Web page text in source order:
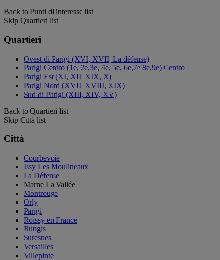
Back to Punti di interesse list
Skip Quartieri list
Quartieri
Ovest di Parigi (XVI, XVII, La défense)
Parigi Centro (1e, 2e,3e, 4e, 5e, 6e,7e 8e,9e) Centro
Parigi Est (XI, XII, XIX, X)
Parigi Nord (XVII, XVIII, XIX)
Sud di Parigi (XIII, XIV, XV)
Back to Quartieri list
Skip Città list
Città
Courbevoie
Issy Les Moulineaux
La Défense
Marne La Vallée
Montrouge
Orly
Parigi
Roissy en France
Rungis
Suresnes
Versailles
Villepinte